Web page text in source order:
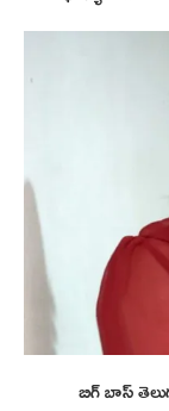
బిగ్ బాస్